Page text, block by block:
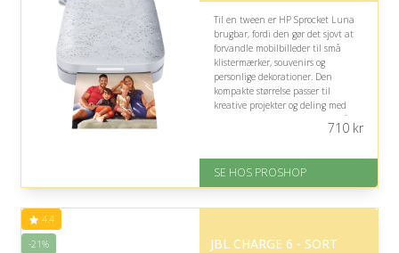
Til en tween er HP Sprocket Luna
brugbar, fordi den gør det sjovt at
forvandle mobilbilleder til små
klistermærker, souvenirs og
personlige dekorationer. Den
kompakte størrelse passer til
kreative projekter og deling med
venner, men vær opmærksom på, at
På lager
Levering: 2-12 hverdage
på 4.4 ud af 5
710kr
SE HOS PROSHOP
4.4
-21%
JBL CHARGE 6 - SORT